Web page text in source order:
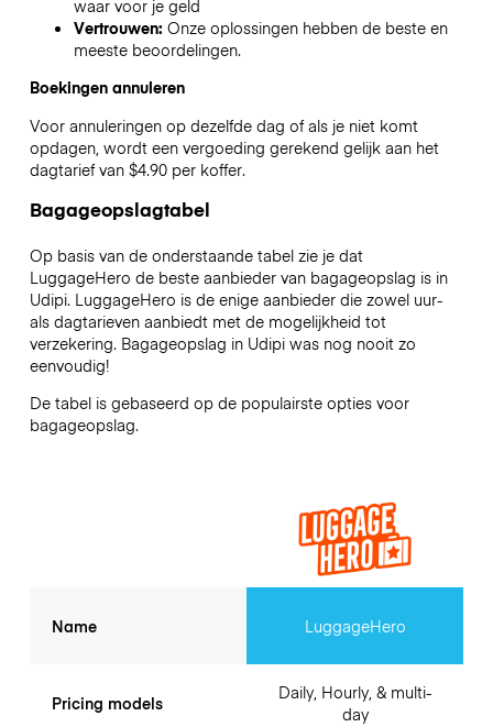
waar voor je geld
Vertrouwen: Onze oplossingen hebben de beste en
meeste beoordelingen.
Boekingen annuleren
Voor annuleringen op dezelfde dag of als je niet komt
opdagen, wordt een vergoeding gerekend gelijk aan het
dagtarief van $4.90 per koffer.
Bagageopslagtabel
Op basis van de onderstaande tabel zie je dat
LuggageHero de beste aanbieder van bagageopslag is in
Udipi. LuggageHero is de enige aanbieder die zowel uur-
als dagtarieven aanbiedt met de mogelijkheid tot
verzekering. Bagageopslag in Udipiwas nog nooit zo
eenvoudig!
De tabel is gebaseerd op de populairste opties voor
bagageopslag.
Name
Pricing models
LuggageHero
Daily, Hourly, & multi-
day